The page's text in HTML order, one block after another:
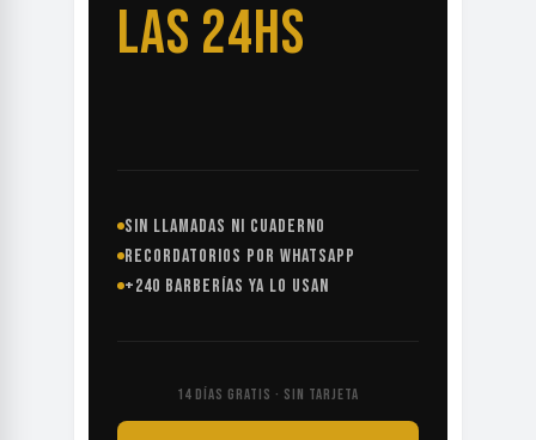
LAS 24HS
SIN LLAMADAS NI CUADERNO
RECORDATORIOS POR WHATSAPP
+240 BARBERÍAS YA LO USAN
14 DÍAS GRATIS · SIN TARJETA